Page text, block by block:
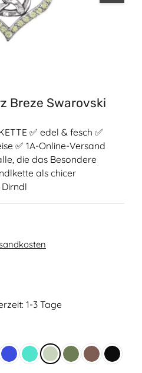
Breze Swarovski
✅ edel & fesch ✅
✅ 1A-Online-Versand
die das Besondere
als chicer
von 5 von 5 Sternen
1-3 Tage
Royalblau
TürkisLindgrünMoosgrün
Braun